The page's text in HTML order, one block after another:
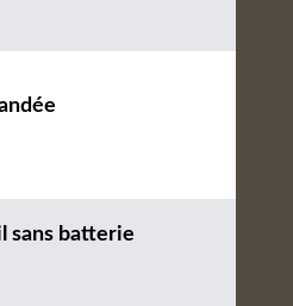
sans batterie